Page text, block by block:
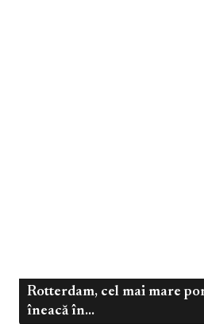
Dec 15, 2022 Business
Rotterdam, cel mai mare
îneacă în...